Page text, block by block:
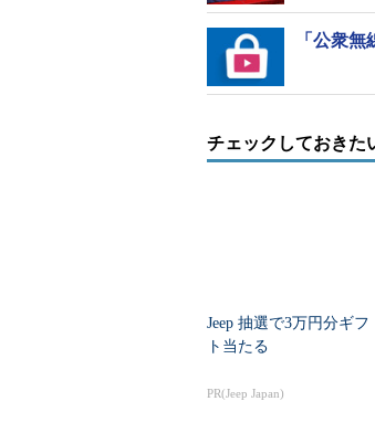
さを強みとしている
対象のファイルか
特徴。一方の
氏は「この2つは補
「公衆
チェックしておきた
Jeep 抽選で3万円分ギフ
ト当たる
PR(Jeep Japan)